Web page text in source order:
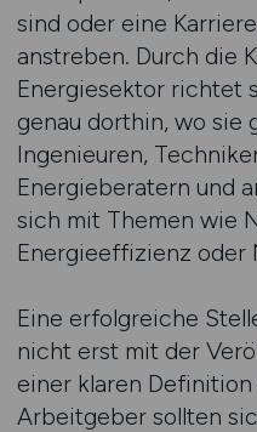
sind oder eine
anstreben. Durch die
Energiesektor richtet
genau dorthin, wo sie
Ingenieuren,
Energieberatern und
sich mit Themen wie
Energieeffizienz oder
Eine erfolgreiche
nicht erst mit der
einer klaren
Arbeitgeber sollten